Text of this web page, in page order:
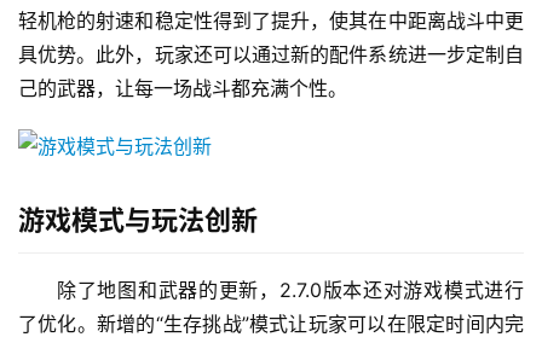
轻机枪的射速和稳定性得到了提升，使其在中距离战斗中更
具优势。此外，玩家还可以通过新的配件系统进一步定制自
己的武器，让每一场战斗都充满个性。
游戏模式与玩法创新
除了地图和武器的更新，2.7.0版本还对游戏模式进行
了优化。新增的“生存挑战”模式让玩家可以在限定时间内完